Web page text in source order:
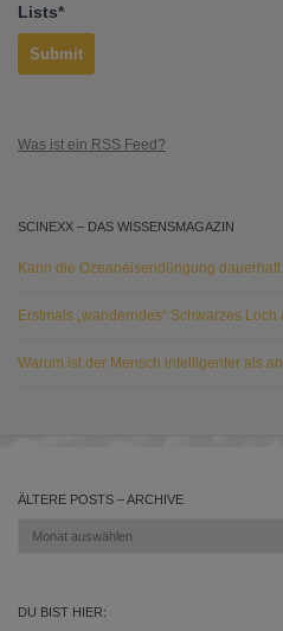
Lists*
Was ist ein RSS Feed?
SCINEXX – DAS WISSENSMAGAZIN
Kann die Ozeaneisendüngung dauerhaft
Erstmals „wanderndes“ Schwarzes
Warum ist der Mensch intelligenter als
ÄLTERE POSTS – ARCHIVE
DU BIST HIER: